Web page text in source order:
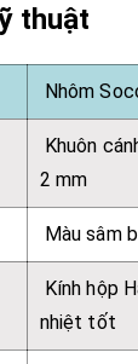
thuật
Nhôm
Khuôn
2 mm
Màu sâm
Kính hộp
nhiệt tốt